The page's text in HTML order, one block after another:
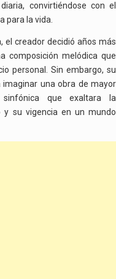
convirtiéndose con el
para la vida.
el creador decidió años más
composición melódica que
personal. Sin embargo, su
una obra de mayor
sinfónica que exaltara la
y su vigencia en un mundo